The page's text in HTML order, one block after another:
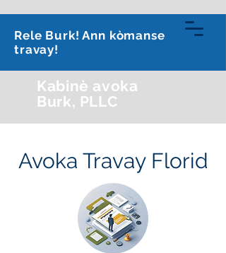
Kabinè avoka
Burk, PLLC
813-591-0070
Rele Burk! Ann kòmanse
travay!
Avoka Travay Florid